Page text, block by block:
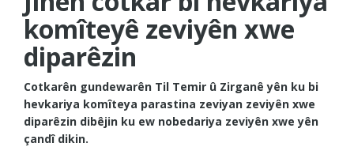
komîteyê zeviyên xwe
diparêzin
Cotkarên gundewarên Til Temir û Zirganê yên ku bi
hevkariya komîteya parastina zeviyan zeviyên xwe
diparêzin dibêjin ku ew nobedariya zeviyên xwe yên
çandî dikin.